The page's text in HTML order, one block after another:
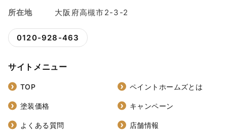
所在地
大阪府高槻市2-3-2
0120-928-463
サイトメニュー
TOP ペイントホームズとは
塗装価格 キャンペーン
よくある質問 店舗情報